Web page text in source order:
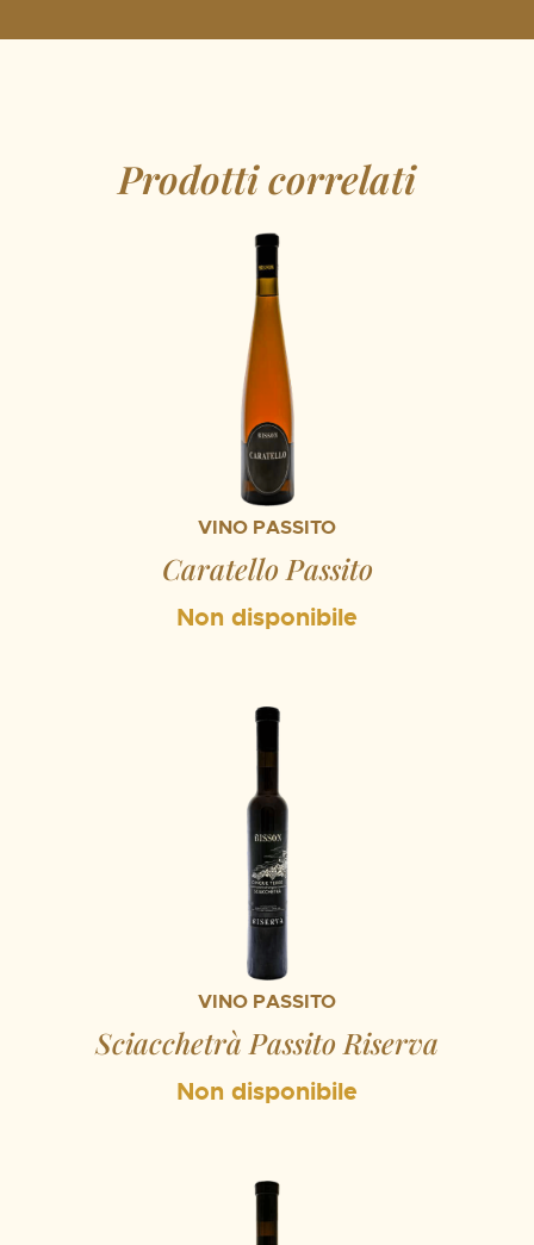
Prodotti correlati
VINO PASSITO
Caratello Passito
VINO PASSITO
Sciacchetrà Passito Riserva